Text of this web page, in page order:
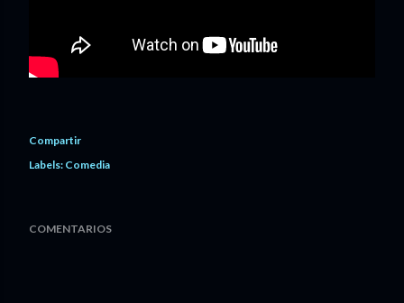
Compartir
Labels: Comedia
COMENTARIOS